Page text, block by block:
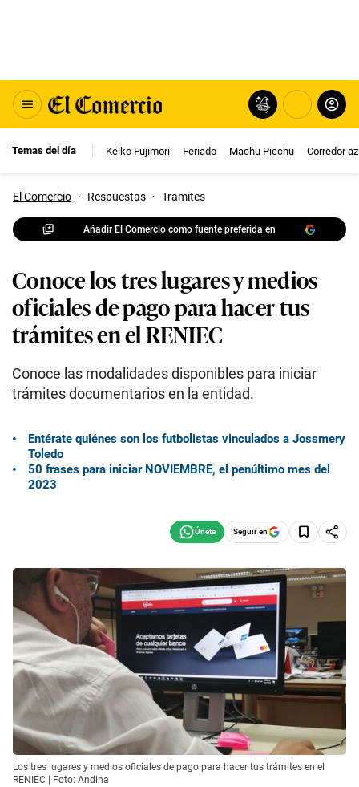
Temas del día Keiko Fujimori Feriado Machu Picchu Corredor
El Comercio · Respuestas · Tramites
Añadir El Comercio como fuente preferida en
Conoce los tres lugares y medios
oficiales de pago para hacer tus
trámites en el RENIEC
Conoce las modalidades disponibles para iniciar
trámites documentarios en la entidad.
Entérate quiénes son los futbolistas vinculados a Jossmery
Toledo
50 frases para iniciar NOVIEMBRE, el penúltimo mes del
2023
Seguir en
Los tres lugares y medios oficiales de pago para hacer tus trámites en el
RENIEC | Foto: Andina